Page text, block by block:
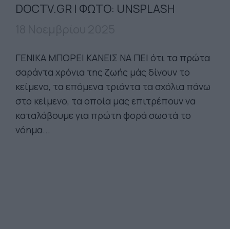
DOCTV.GR | ΦΩΤΟ: UNSPLASH
ΓΕΝΙΚΑ ΜΠΟΡΕΙ ΚΑΝΕΙΣ ΝΑ ΠΕΙ ότι τα πρώτα
σαράντα χρό­νια της ζωής μάς δίνουν το
κείμενο, τα επόμενα τριάντα τα σχόλια πάνω
στο κείμενο, τα οποία μας επιτρέπουν να
καταλάβουμε για πρώτη φορά σωστά το
νόημα...